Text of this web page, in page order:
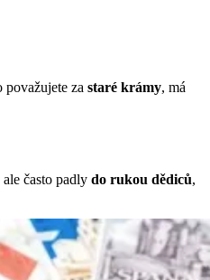
považujete za staré krámy, má
často padly do rukou dědiců,